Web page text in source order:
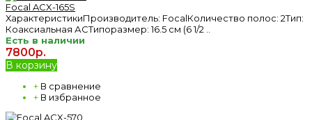
Focal ACX-165S
ХарактеристикиПроизводитель: FocalКоличество полос: 2Тип:
Коаксиальная АСТипоразмер: 16.5 см (6 1/2 ..
Есть в наличии
7800р.
В корзину
+ В сравнение
+ В избранное